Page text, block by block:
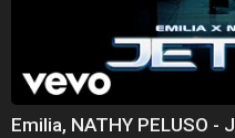
Emilia, NATHY PELUSO